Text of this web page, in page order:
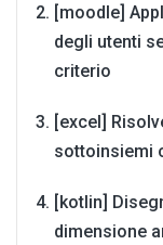
[moodle]
degli utenti
criterio
[excel]
sottoinsiemi
[kotlin]
dimensione